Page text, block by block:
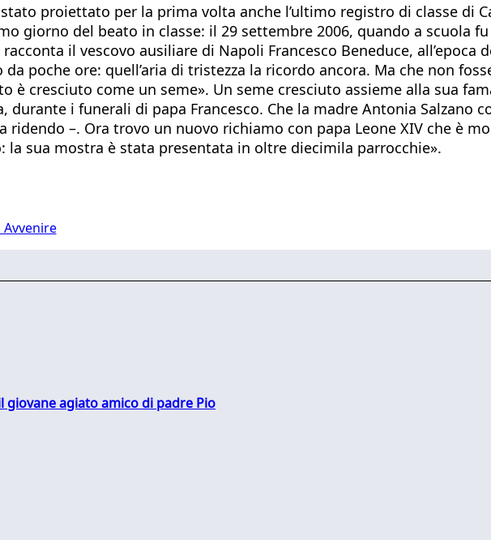
proiettato per la prima volta anche l’ultimo registro di classe di
giorno del beato in classe: il 29 settembre 2006, quando a scuola
il vescovo ausiliare di Napoli Francesco Beneduce,
poche ore: quell’aria di tristezza la ricordo ancora. Ma che non
è cresciuto come un seme». Un seme cresciuto assieme alla sua
durante i funerali di papa Francesco. Che la madre Antonia Salzano
–. Ora trovo un nuovo richiamo con papa Leone XIV che è
sua mostra è stata presentata in oltre diecimila parrocchie».
giovane agiato amico di padre Pio